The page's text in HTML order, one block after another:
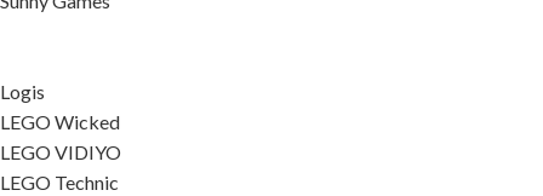
Logis
LEGO Wicked
LEGO VIDIYO
LEGO Technic